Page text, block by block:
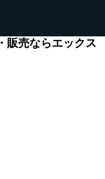
販売ならエックス